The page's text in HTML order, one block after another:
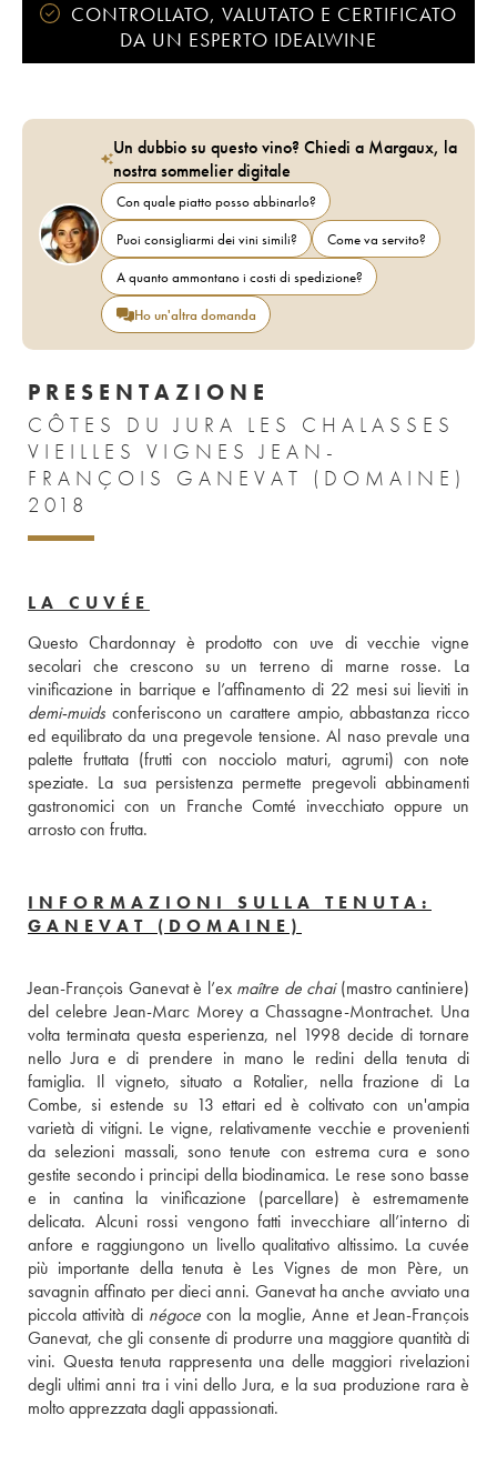
CONTROLLATO, VALUTATO E CERTIFICATO
DA UN ESPERTO IDEALWINE
Un dubbio su questo vino? Chiedi a Margaux, la
nostra sommelier digitale
Con quale piatto posso abbinarlo?
Puoi consigliarmi dei vini simili?
Come va servito?
A quanto ammontano i costi di spedizione?
Ho un'altra domanda
PRESENTAZIONE
CÔTES DU JURA LES CHALASSES
VIEILLES VIGNES JEAN-
FRANÇOIS GANEVAT (DOMAINE)
2018
LA CUVÉE
Questo Chardonnay è prodotto con uve di vecchie vigne
secolari che crescono su un terreno di marne rosse. La
demi-muids conferiscono un carattere ampio, abbastanza ricco
ed equilibrato da una pregevole tensione. Al naso prevale una
palette fruttata (frutti con nocciolo maturi, agrumi) con note
speziate. La sua persistenza permette pregevoli abbinamenti
gastronomici con un Franche Comté invecchiato oppure un
arrosto con frutta.
INFORMAZIONI SULLA TENUTA:
GANEVAT (DOMAINE)
Jean-François Ganevat è l’ex maître de chai (mastro cantiniere)
del celebre Jean-Marc Morey a Chassagne-Montrachet. Una
volta terminata questa esperienza, nel 1998 decide di tornare
nello Jura e di prendere in mano le redini della tenuta di
famiglia. Il vigneto, situato a Rotalier, nella frazione di La
Combe, si estende su 13 ettari ed è coltivato con un'ampia
varietà di vitigni. Le vigne, relativamente vecchie e provenienti
da selezioni massali, sono tenute con estrema cura e sono
gestite secondo i principi della biodinamica. Le rese sono basse
e in cantina la vinificazione (parcellare) è estremamente
delicata. Alcuni rossi vengono fatti invecchiare all’interno di
anfore e raggiungono un livello qualitativo altissimo. La cuvée
più importante della tenuta è Les Vignes de mon Père, un
savagnin affinato per dieci anni. Ganevat ha anche avviato una
piccola attività di négoce con la moglie, Anne et Jean-François
Ganevat, che gli consente di produrre una maggiore quantità di
vini. Questa tenuta rappresenta una delle maggiori rivelazioni
degli ultimi anni tra i vini dello Jura, e la sua produzione rara è
molto apprezzata dagli appassionati.